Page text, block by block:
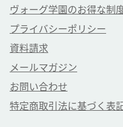
ヴォーグ学園のお得な制
プライバシーポリシー
資料請求
メールマガジン
お問い合わせ
特定商取引法に基づく表